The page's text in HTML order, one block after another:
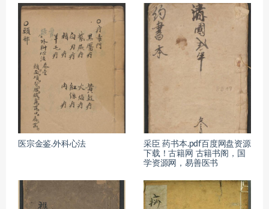
医宗金鉴.外科心法
采臣 药书本.pdf百度网盘资源
下载！古籍网 古籍书阁，国
学资源网，易善医书